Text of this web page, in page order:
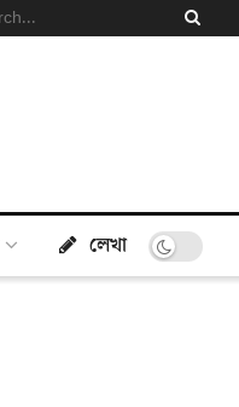
লেখা